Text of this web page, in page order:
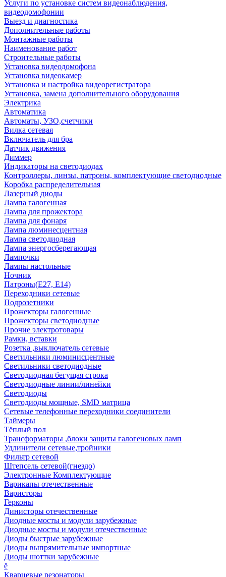
Услуги по установке систем видеонаблюдения,
видеодомофонии
Выезд и диагностика
Дополнительные работы
Монтажные работы
Наименование работ
Строительные работы
Установка видеодомофона
Установка видеокамер
Установка и настройка видеорегистратора
Установка, замена дополнительного оборудования
Электрика
Автоматика
Автоматы, УЗО,счетчики
Вилка сетевая
Включатель для бра
Датчик движения
Диммер
Индикаторы на светодиодах
Контроллеры, линзы, патроны, комплектующие светодиодные
Коробка распределительная
Лазерный диоды
Лампа галогенная
Лампа для прожектора
Лампа для фонаря
Лампа люминесцентная
Лампа светодиодная
Лампа энергосберегающая
Лампочки
Лампы настольные
Ночник
Патроны(Е27, Е14)
Переходники сетевые
Подрозетники
Прожекторы галогенные
Прожекторы светодиодные
Прочие электротовары
Рамки, вставки
Розетка ,выключатель сетевые
Светильники люминисцентные
Светильники светодиодные
Светодиодная бегущая строка
Светодиодные линии/линейки
Светодиоды
Светодиоды мощные, SMD матрица
Сетевые телефонные переходники соединители
Таймеры
Тёплый пол
Трансформаторы ,блоки защиты галогеновых ламп
Удлинители сетевые,тройники
Фильтр сетевой
Штепсель сетевой(гнездо)
Электронные Комплектующие
Варикапы отечественные
Варисторы
Герконы
Динисторы отечественные
Диодные мосты и модули зарубежные
Диодные мосты и модули отечественные
Диоды быстрые зарубежные
Диоды выпрямительные импортные
Диоды шоттки зарубежные
ё
Кварцевые резонаторы